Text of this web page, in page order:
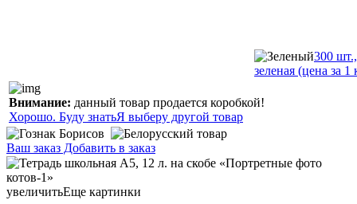
300
зеленая (цена за
Внимание: данный товар продается коробкой!
Хорошо. Буду знатьЯ выберу другой товар
Ваш заказ Добавить в заказ
Тетрадь школьная А5, 12 л. на скобе «Портретные фото
котов-1» 165×205 мм, косая линия, ассорти 0,77 113942
увеличитьЕще картинки